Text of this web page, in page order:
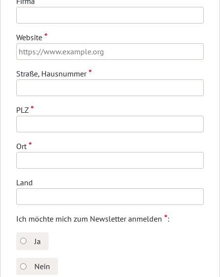
Website *
Straße, Hausnummer*
PLZ*
Ort*
Land
Ich möchte mich zum Newsletter anmelden *:
Ja
Nein